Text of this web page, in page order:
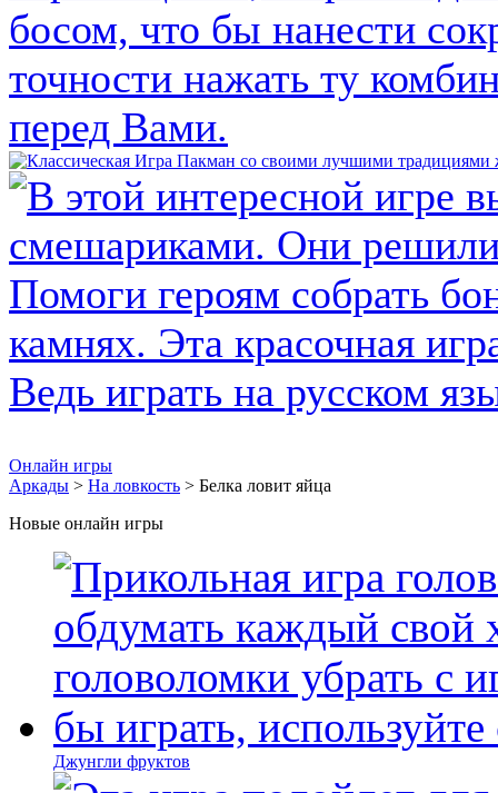
Онлайн игры
Аркады > На ловкость > Белка ловит яйца
Новые онлайн игры
Джунгли фруктов